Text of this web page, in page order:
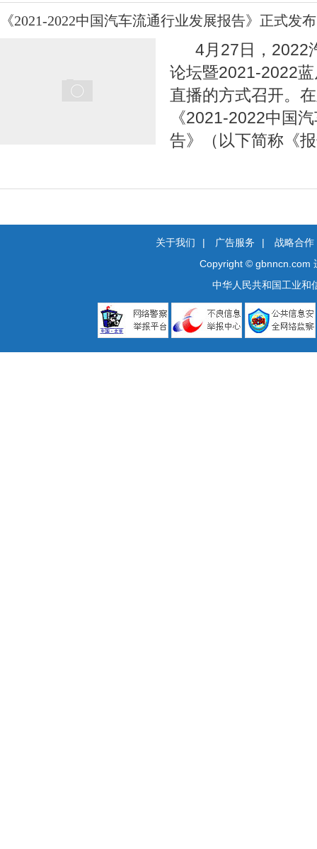
《2021-2022中国汽车流通行业发展报告》正式发布
4月27日，2022
论坛暨2021-2022
直播的方式召开。
《2021-2022中国
告》（以下简称《
关于我们 | 广告服务 |
战略合作
Copyright © gbnncn.com
中华人民共和国工业和